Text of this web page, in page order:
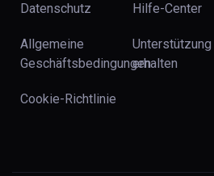
Datenschutz
Allgemeine
Geschäftsbedingungen
Cookie-Richtlinie
Hilfe-Center
Unterstützung
erhalten